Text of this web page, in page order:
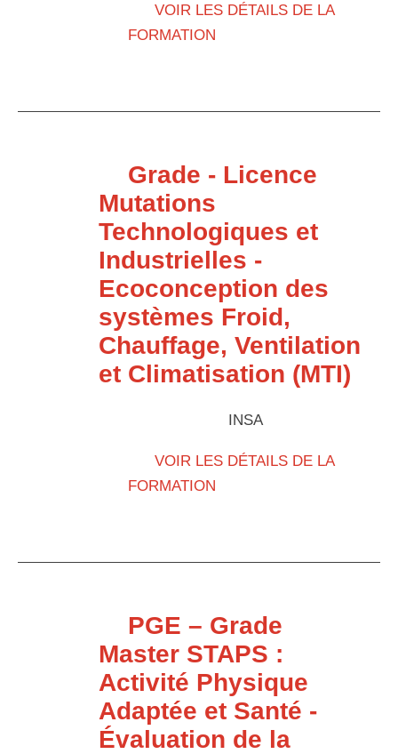
VOIR LES DÉTAILS DE LA
FORMATION
Grade - Licence
Mutations
Technologiques et
Industrielles -
Ecoconception des
systèmes Froid,
Chauffage, Ventilation
et Climatisation (MTI)
INSA
VOIR LES DÉTAILS DE LA
FORMATION
PGE – Grade
Master STAPS :
Activité Physique
Adaptée et Santé -
Évaluation de la